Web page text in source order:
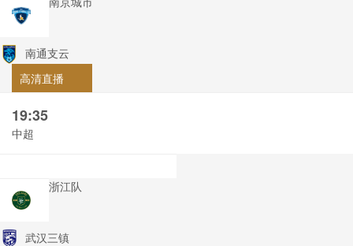
南通支云
高清直播
19:35
中超
浙江队
武汉三镇